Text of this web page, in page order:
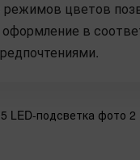
режимов цветов
оформление в